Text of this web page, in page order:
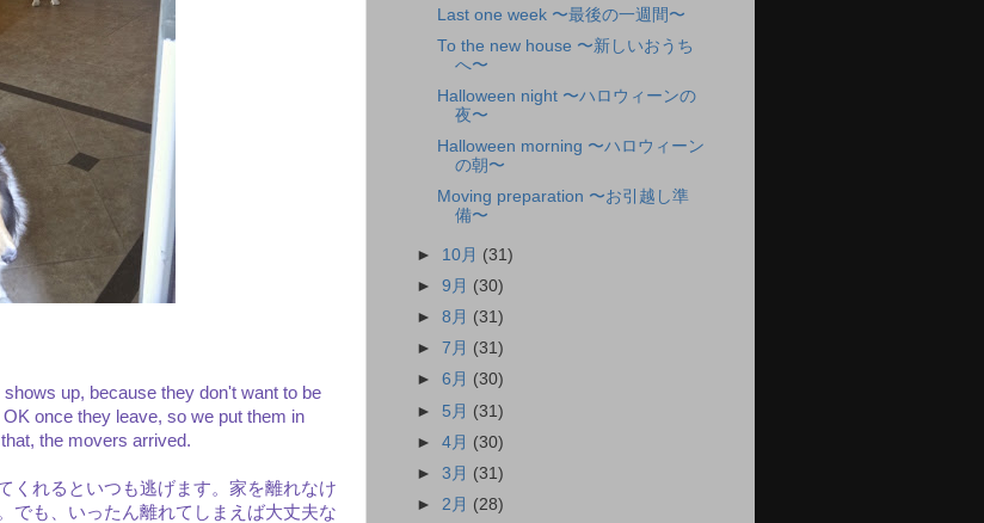
up, because they don't want to be
once they leave, so we put them in
the movers arrived.
くれるといつも逃げます。家を離れなけ
でも、いったん離れてしまえば大丈夫な
Last one week 〜最後の一週間〜
To the new house 〜新しいおうち
へ〜
Halloween night 〜ハロウィーンの
夜〜
Halloween morning 〜ハロウィーン
の朝〜
Moving preparation 〜お引越し準
備〜
► 10月 (31)
►9月 (30)
►8月 (31)
►7月 (31)
►6月 (30)
► 5月 (31)
►4月 (30)
►3月 (31)
► 2月 (28)